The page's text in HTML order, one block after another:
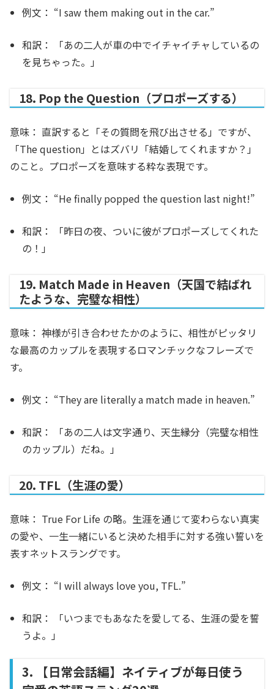
例文： “I saw them making out in the car.”
和訳：
「あの二人が車の中でイチャイチャしているの
を見ちゃった。」
18. Pop the Question（プロポーズする）
意味： 直訳すると「その質問を飛び出させる」ですが、
「The question」とはズバリ「結婚してくれますか？」
のこと。プロポーズを意味する粋な表現です。
例文： “He finally popped the question last night!”
和訳：
「昨日の夜、ついに彼がプロポーズしてくれた
の！」
19. Match Made in Heaven（天国で結ばれ
たような、完璧な相性）
意味： 神様が引き合わせたかのように、相性がピッタリ
な最高のカップルを表現するロマンチックなフレーズで
す。
例文： “They are literally a match made in heaven.”
和訳：
「あの二人は文字通り、天生縁分（完璧な相性
のカップル）だね。」
20. TFL（生涯の愛）
意味： True For Life の略。生涯を通じて変わらない真実
の愛や、一生一緒にいると決めた相手に対する強い誓いを
表すネットスラングです。
例文： “I will always love you, TFL.”
和訳：
「いつまでもあなたを愛してる、生涯の愛を誓
うよ。」
3. 【日常会話編】ネイティブが毎日使う